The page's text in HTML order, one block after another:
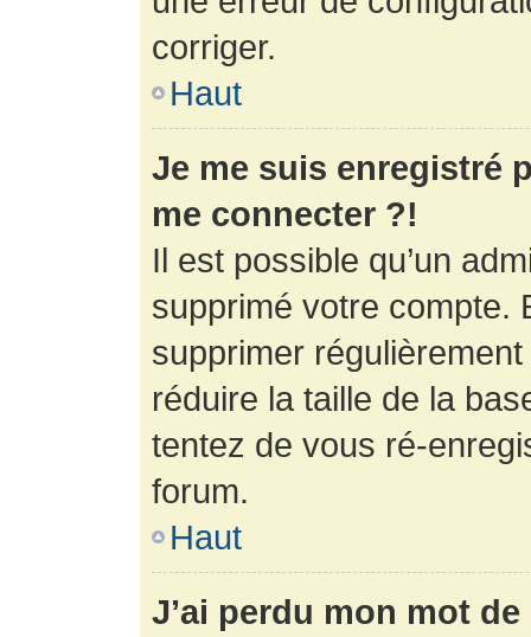
corriger.
Haut
Je me suis enregistré
me connecter ?!
Il est possible qu’un
supprimé votre compte.
supprimer
réduire la taille de la
tentez de vous ré-
forum.
Haut
J’ai perdu mon mot